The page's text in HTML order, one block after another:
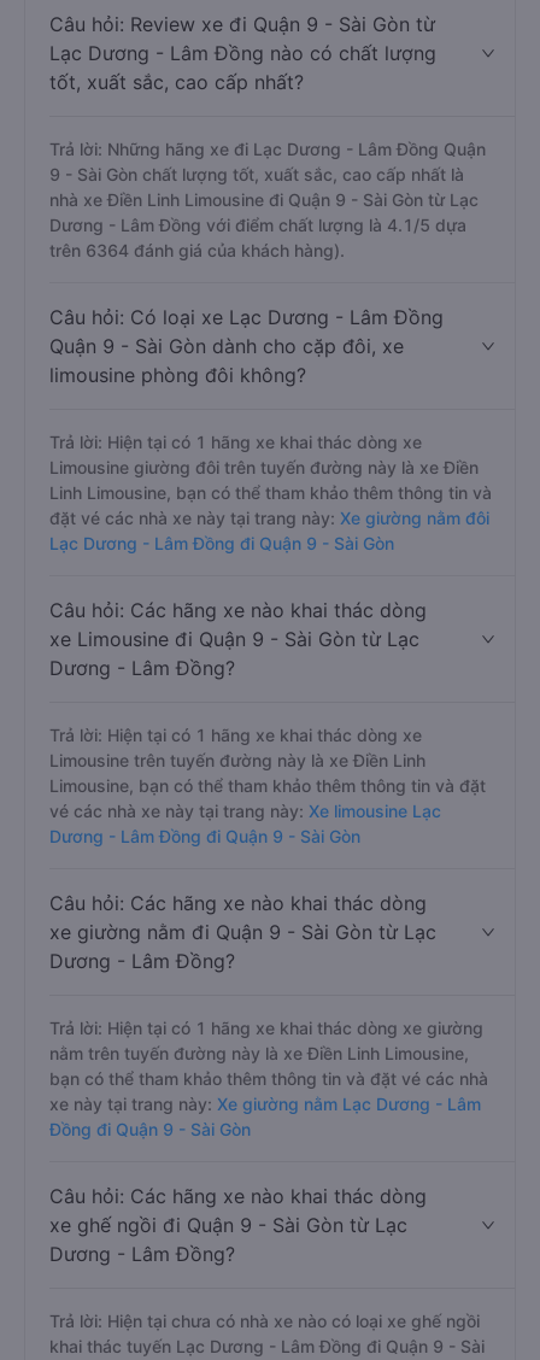
Câu hỏi: Review xe đi Quận 9 - Sài Gòn từ
Lạc Dương - Lâm Đồng nào có chất lượng
tốt, xuất sắc, cao cấp nhất?
Trả lời: Những hãng xe đi Lạc Dương - Lâm Đồng Quận
9 - Sài Gòn chất lượng tốt, xuất sắc, cao cấp nhất là
nhà xe Điền Linh Limousine đi Quận 9 - Sài Gòn từ Lạc
Dương - Lâm Đồng với điểm chất lượng là 4.1/5 dựa
trên 6364 đánh giá của khách hàng).
Câu hỏi: Có loại xe Lạc Dương - Lâm Đồng
Quận 9 - Sài Gòn dành cho cặp đôi, xe
limousine phòng đôi không?
Trả lời: Hiện tại có 1 hãng xe khai thác dòng xe
Limousine giường đôi trên tuyến đường này là xe Điền
Linh Limousine, bạn có thể tham khảo thêm thông tin và
đặt vé các nhà xe này tại trang này: Xe giường nằm đôi
Lạc Dương - Lâm Đồng đi Quận 9 - Sài Gòn
Câu hỏi: Các hãng xe nào khai thác dòng
xe Limousine đi Quận 9 - Sài Gòn từ Lạc
Dương - Lâm Đồng?
Trả lời: Hiện tại có 1 hãng xe khai thác dòng xe
Limousine trên tuyến đường này là xe Điền Linh
Limousine, bạn có thể tham khảo thêm thông tin và đặt
vé các nhà xe này tại trang này: Xe limousine Lạc
Dương - Lâm Đồng đi Quận 9 - Sài Gòn
Câu hỏi: Các hãng xe nào khai thác dòng
xe giường nằm đi Quận 9 - Sài Gòn từ Lạc
Dương - Lâm Đồng?
Trả lời: Hiện tại có 1 hãng xe khai thác dòng xe giường
nằm trên tuyến đường này là xe Điền Linh Limousine,
bạn có thể tham khảo thêm thông tin và đặt vé các nhà
xe này tại trang này: Xe giường nằm Lạc Dương - Lâm
Đồng đi Quận 9 - Sài Gòn
Câu hỏi: Các hãng xe nào khai thác dòng
xe ghế ngồi đi Quận 9 - Sài Gòn từ Lạc
Dương - Lâm Đồng?
Trả lời: Hiện tại chưa có nhà xe nào có loại xe ghế ngồi
khai thác tuyến Lạc Dương - Lâm Đồng đi Quận 9 - Sài